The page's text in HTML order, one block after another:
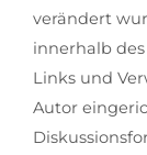
verändert
innerhalb
Links und
Autor